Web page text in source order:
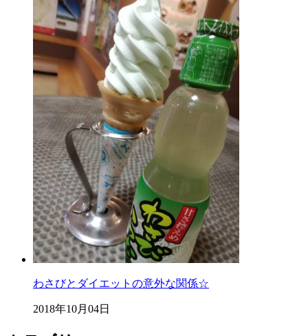
わさびとダイエットの意外な関係☆
2018年10月04日